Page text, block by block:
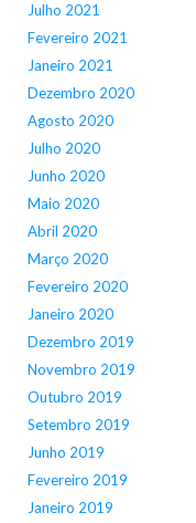
Julho 2021
Fevereiro 2021
Janeiro 2021
Dezembro 2020
Agosto 2020
Julho 2020
Junho 2020
Maio 2020
Abril 2020
Março 2020
Fevereiro 2020
Janeiro 2020
Dezembro 2019
Novembro 2019
Outubro 2019
Setembro 2019
Junho 2019
Fevereiro 2019
Janeiro 2019